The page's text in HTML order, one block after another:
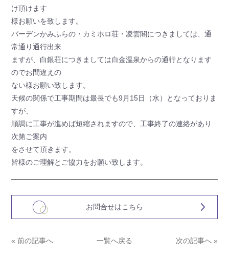
け頂けます
様お願いを致します。
バーデンかみふらの・カミホロ荘・凌雲閣につきましては、通
常通り通行出来
ますが、白銀荘につきましては白金温泉からの通行となります
のでお間違えの
ない様お願い致します。
天候の関係で工事期間は最長でも9月15日（水）となっておりま
すが、
順調に工事が進めば短縮されますので、工事終了の連絡があり
次第ご案内
をさせて頂きます。
皆様のご理解とご協力をお願い致します。
お問合せはこちら
« 前の記事へ 一覧へ戻る 次の記事へ »